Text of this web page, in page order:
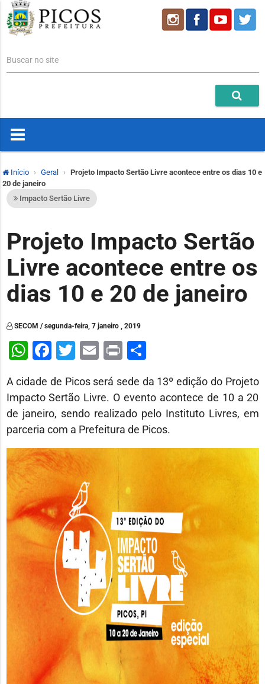
Buscar no site
Início Geral
Projeto Impacto Sertão Livre acontece entre os dias 10 e
20 de janeiro
Impacto Sertão Livre
Projeto Impacto Sertão
Livre acontece entre os
dias 10 e 20 de janeiro
SECOM / segunda-feira, 7 janeiro , 2019
WhatsApp
Facebook
Twitter
Email
PrintShare
A cidade de Picos será sede da 13º edição do Projeto
Impacto Sertão Livre. O evento acontece de 10 a 20
de janeiro, sendo realizado pelo Instituto Livres, em
parceria com a Prefeitura de Picos.